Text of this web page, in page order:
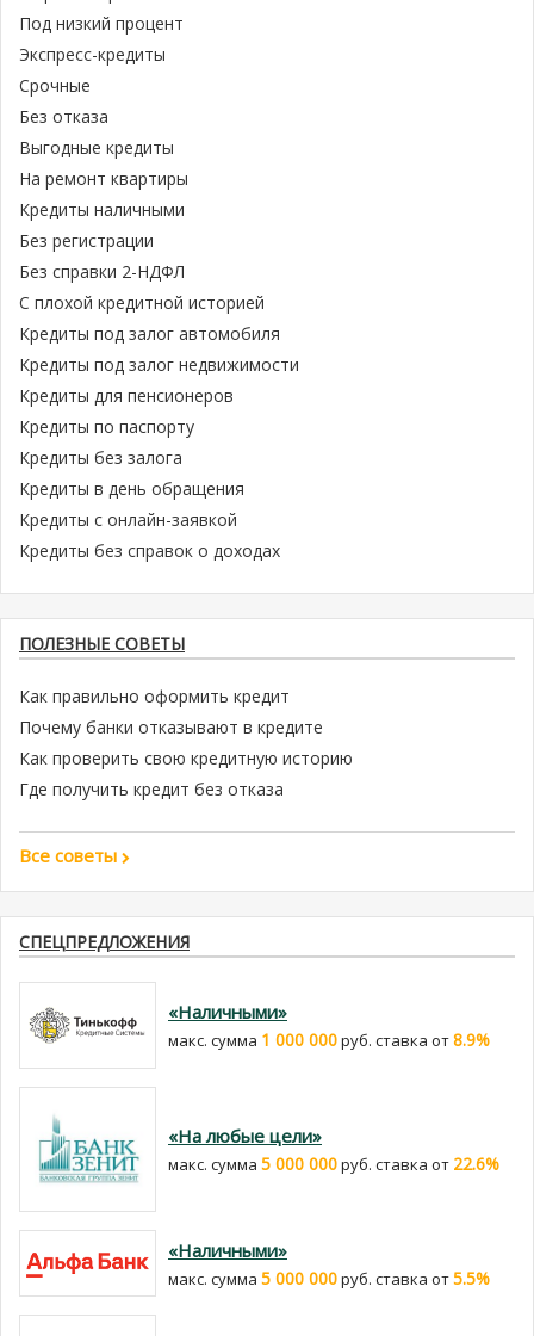
Под низкий процент
Экспресс-кредиты
Срочные
Без отказа
Выгодные кредиты
На ремонт квартиры
Кредиты наличными
Без регистрации
Без справки 2-НДФЛ
С плохой кредитной историей
Кредиты под залог автомобиля
Кредиты под залог недвижимости
Кредиты для пенсионеров
Кредиты по паспорту
Кредиты без залога
Кредиты в день обращения
Кредиты с онлайн-заявкой
Кредиты без справок о доходах
ПОЛЕЗНЫЕ СОВЕТЫ
Как правильно оформить кредит
Почему банки отказывают в кредите
Как проверить свою кредитную историю
Где получить кредит без отказа
Все советы
СПЕЦПРЕДЛОЖЕНИЯ
«Наличными»
макс. сумма 1 000 000руб. cтавка от8.9%
«На любые цели»
макс. сумма 5 000 000руб. cтавка от 22.6%
«Наличными»
макс. сумма 5 000 000руб. cтавка от5.5%